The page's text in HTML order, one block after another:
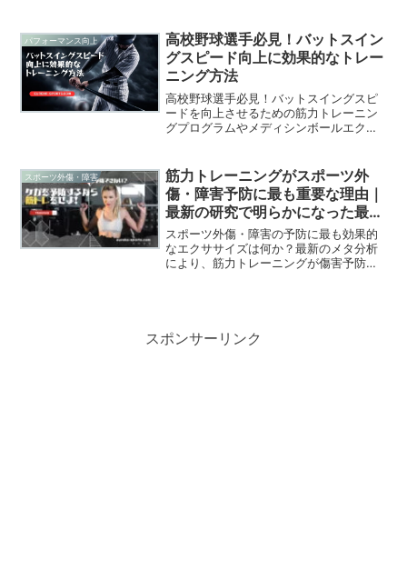
ます。今回は、英語サイトを日本語でサ
クサク読むためのブラウザの日本語翻訳
機能の手順を紹介します。また、日本語
にならない時の対処法も紹介していま
す。
パフォーマンス向上
高校野球選手必見！バットスイン
グスピード向上に効果的なトレー
ニング方法
高校野球選手必見！バットスイングスピ
ードを向上させるための筋力トレーニン
グプログラムやメディシンボールエクサ
ップさせる実践的なトレーニング法を解
説しています。
スポーツ外傷・障害
筋力トレーニングがスポーツ外
傷・障害予防に最も重要な理由｜
最新の研究で明らかになった最適
なケガの予防法
スポーツ外傷・障害の予防に最も効果的
なエクササイズは何か？最新のメタ分析
により、筋力トレーニングが傷害予防に
的な方法とは？この記事でその詳細を解
説します。
スポンサーリンク